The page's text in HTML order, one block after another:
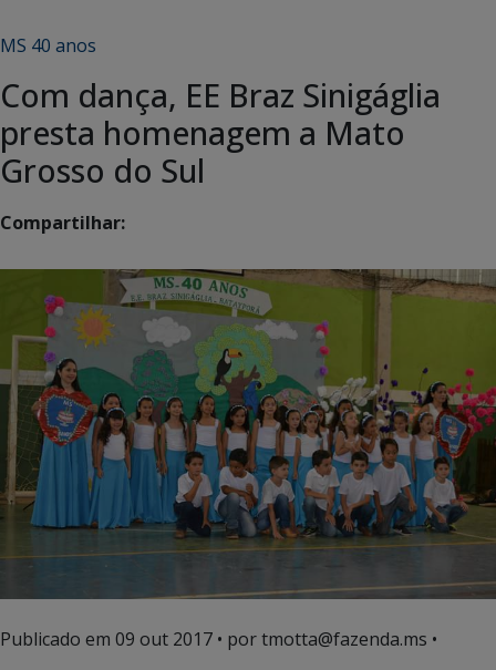
MS 40 anos
Com dança, EE Braz Sinigáglia
presta homenagem a Mato
Grosso do Sul
Compartilhar:
Publicado em 09 out 2017 • por tmotta@fazenda.ms •